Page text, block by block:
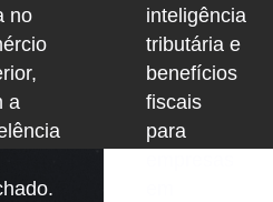
no
a
inteligência
tributária e
benefícios
fiscais
para